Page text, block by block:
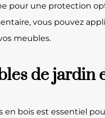
pour une protection
vous pouvez
meubles.
de jardin
en bois est essentiel